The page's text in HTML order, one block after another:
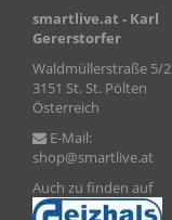
smartlive.at - Karl
Gererstorfer
Waldmüllerstraße 5/2
3151 St. St. Pölten
Österreich
E-Mail:
shop@smartlive.at
Auch zu finden auf